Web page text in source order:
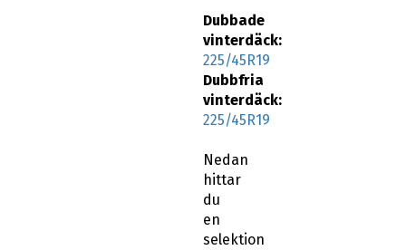
Dubbade
vinterdäck:
225/45R19
Dubbfria
vinterdäck:
225/45R19
Nedan
hittar
du
en
selektion